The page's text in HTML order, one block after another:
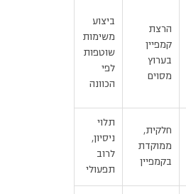
הרצת
קמפיין
בערוץ
מסוים
ביצוע
משימות
שוטפות
לפי
הכוונה
חלקית,
ממוקדת
בקמפיין
תלוי
ניסיון,
לרוב
תפעולי